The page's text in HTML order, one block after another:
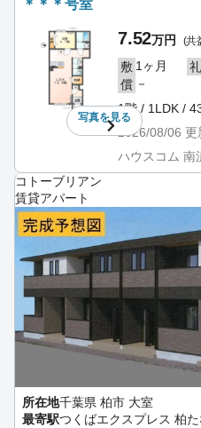
＊＊＊号室
写真を見る
7.52万円 (共
敷 1ヶ月 礼
償 －
1階 / 1LDK /
2026/08/06 更
ハウスコム 南
コトーブリアン
賃貸アパート
所在地千葉県 柏市 大室
最寄駅つくばエクスプレス 柏た